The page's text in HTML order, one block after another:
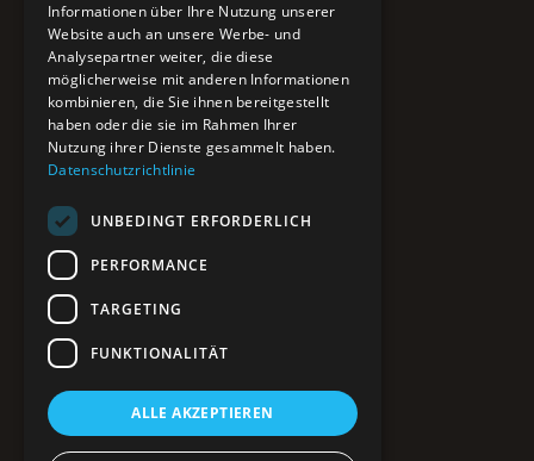
Pure BiH
Authentisches Bosnien & Herzegowina
Ein Teil des BTP Reise-Netzwerks.
POIs entdecken
Interaktive Karte
Reiseblog
Reiseinfos & Tipps
Impressum
Datenschutz
Informationen über Ihre Nutzung unserer
Website auch an unsere Werbe- und
Analysepartner weiter, die diese
möglicherweise mit anderen Informationen
kombinieren, die Sie ihnen bereitgestellt
haben oder die sie im Rahmen Ihrer
Nutzung ihrer Dienste gesammelt haben.
Datenschutzrichtlinie
UNBEDINGT ERFORDERLICH
PERFORMANCE
TARGETING
FUNKTIONALITÄT
ALLE AKZEPTIEREN